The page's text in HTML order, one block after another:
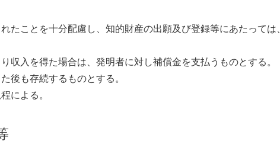
たことを十分配慮し、知的財産の出願及び登録等にあたっては
収入を得た場合は、発明者に対し補償金を支払うものとする。
後も存続するものとする。
による。